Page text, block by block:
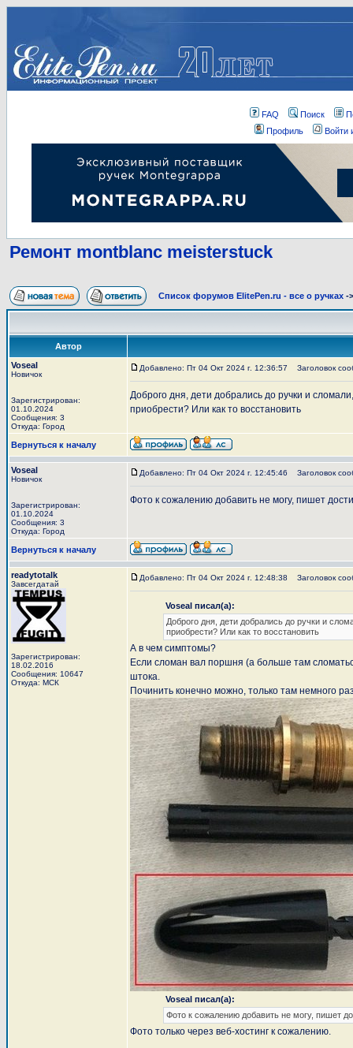
FAQ Поиск
Профиль
Войти
Ремонт montblanc meisterstuck
Список форумов ElitePen.ru - все о ручках -
Автор
Voseal
Новичок
Зарегистрирован:
01.10.2024
Сообщения: 3
Откуда: Город
Добавлено: Пт 04 Окт 2024 г. 12:36:57 Заголовок
Доброго дня, дети добрались до ручки и
приобрести? Или как то восстановить
Вернуться к началу
Voseal
Новичок
Зарегистрирован:
01.10.2024
Сообщения: 3
Откуда: Город
Добавлено: Пт 04 Окт 2024 г. 12:45:46 Заголовок
Фото к сожалению добавить не могу, пишет
Вернуться к началу
readytotalk
Завсегдатай
Зарегистрирован:
18.02.2016
Сообщения: 10647
Откуда: МСК
Добавлено: Пт 04 Окт 2024 г. 12:48:38 Заголовок
Voseal писал(а):
Доброго дня, дети добрались до ручки и
приобрести? Или как то восстановить
А в чем симптомы?
Если сломан вал поршня (а больше там
штока.
Починить конечно можно, только там немного
Voseal писал(а):
Фото к сожалению добавить не могу, пишет
Фото только через веб-хостинг к сожалению.